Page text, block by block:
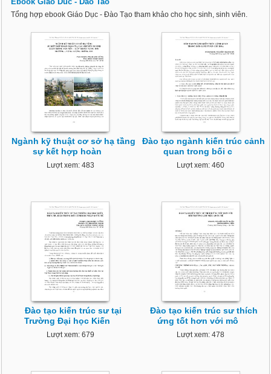
Tổng hợp ebook Giáo Dục - Đào Tạo tham khảo cho học sinh, sinh viên.
Ngành kỹ thuật cơ sở hạ tầng
sự kết hợp hoàn
Lượt xem: 483
Đào tạo ngành kiến trúc cảnh
quan trong bối c
Lượt xem: 460
Đào tạo kiến trúc sư tại
Trường Đại học Kiến
Lượt xem: 679
Đào tạo kiến trúc sư thích
ứng tốt hơn với mô
Lượt xem: 478